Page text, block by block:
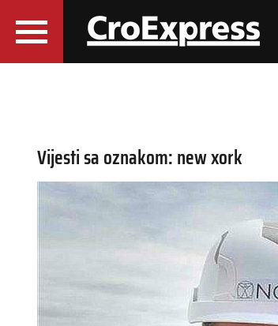
Vijesti sa oznakom: new xork